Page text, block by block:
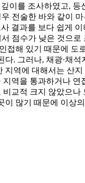
를 조사하였고,
전술한 바와 같이
결과를 보다 쉽게
점수가 낮은 것으
해 있기 때문에
. 그러나, 채광·채
역에 대해서는 산
역을 통과하거나
교적 크지 않았으
많기 때문에 이상